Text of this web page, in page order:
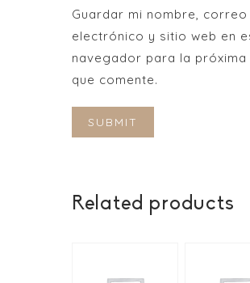
Guardar mi nombre, correo
electrónico y sitio web en
navegador para la próxima
que comente.
Related products